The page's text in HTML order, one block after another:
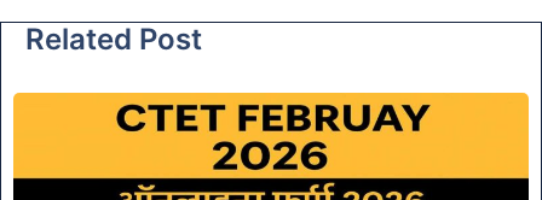
Related Post